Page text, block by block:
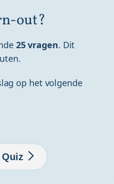
out?
25 vragen. Dit
op het volgende